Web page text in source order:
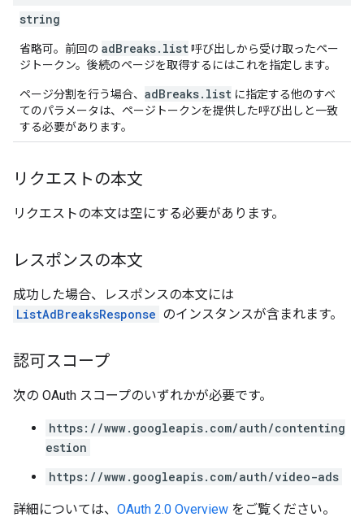
string
省略可。前回の adBreaks.list呼び出しから受け取ったペー
ジトークン。後続のページを取得するにはこれを指定します。
ページ分割を行う場合、 adBreaks.list に指定する他のすべ
てのパラメータは、ページトークンを提供した呼び出しと一致
する必要があります。
リクエストの本文
リクエストの本文は空にする必要があります。
レスポンスの本文
成功した場合、レスポンスの本文には
ListAdBreaksResponse のインスタンスが含まれます。
認可スコープ
次の OAuth スコープのいずれかが必要です。
https://www.googleapis.com/auth/contenting
estion
https://www.googleapis.com/auth/video-ads
詳細については、 OAuth 2.0 Overview をご覧ください。